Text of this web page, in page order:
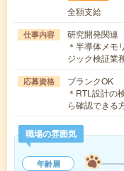
全額支給
仕事内容
研究開発関連
＊半導体メモ
ジック検証業
応募資格
ブランクOK
＊RTL設計の
ら確認できる
職場の雰囲気
年齢層